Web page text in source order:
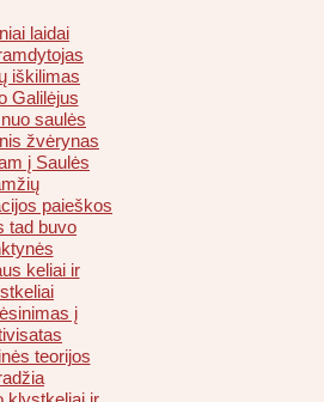
laidai
iškilimas
Galilėjus
saulės
žvėrynas
į Saulės
paieškos
tad buvo
keliai ir
į
teorijos